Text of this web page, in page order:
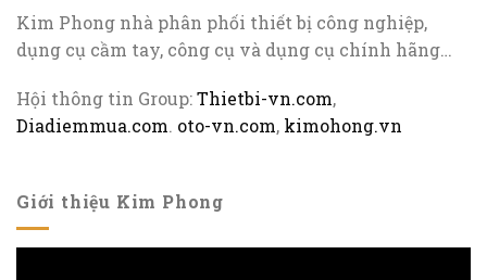
Kim Phong nhà phân phối thiết bị công nghiệp,
dụng cụ cầm tay, công cụ và dụng cụ chính hãng…
Hội thông tin Group:Thietbi-vn.com,
Diadiemmua.com. oto-vn.com, kimohong.vn
Giới thiệu Kim Phong